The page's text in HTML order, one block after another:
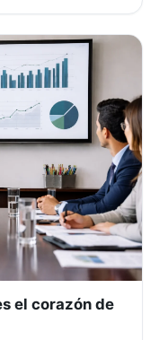
el corazón de